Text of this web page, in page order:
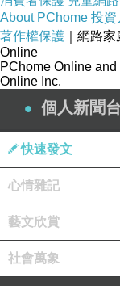
About PChome 投資
著作權保護 ｜網路
Online
PChome Online
Online Inc.
個人新聞台
快速發文
心情雜記
藝文欣賞
社會萬象